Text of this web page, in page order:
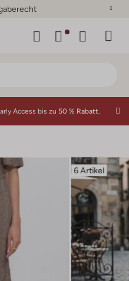
Access bis zu 50 % Rabatt.
6 Artikel